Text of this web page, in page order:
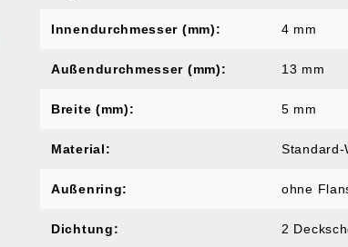
Innendurchmesser (mm): 4 mm
Außendurchmesser (mm): 13 mm
Breite (mm): 5 mm
Material: Standard-
Außenring: ohne
Dichtung: 2